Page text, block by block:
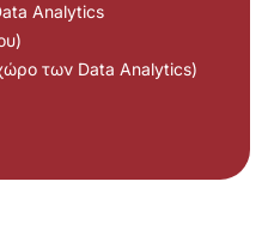
Analytics
των Data Analytics)